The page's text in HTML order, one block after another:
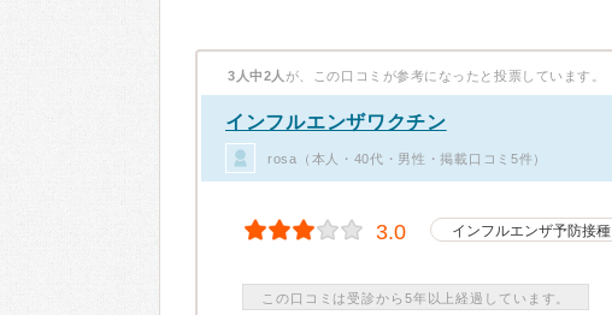
3人中2人 が、この口コミが参考になったと投票しています。
インフルエンザワクチン
rosa（本人・40代・男性・掲載口コミ5件）
3.0 インフルエンザ予防接種
この口コミは受診から5年以上経過しています。